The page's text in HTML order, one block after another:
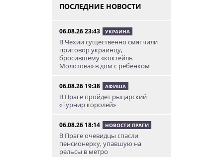
ПОСЛЕДНИЕ НОВОСТИ
06.08.26 23:43 УКРАИНА
В Чехии существенно смягчили
приговор украинцу,
бросившему «коктейль
Молотова» в дом с ребенком
06.08.26 19:38 АФИША
В Праге пройдет рыцарский
«Турнир королей»
06.08.26 18:14 НОВОСТИ ПРАГИ
В Праге очевидцы спасли
пенсионерку, упавшую на
рельсы в метро